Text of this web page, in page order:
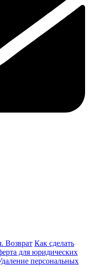
Возврат Как сделать
для юридических
персональных